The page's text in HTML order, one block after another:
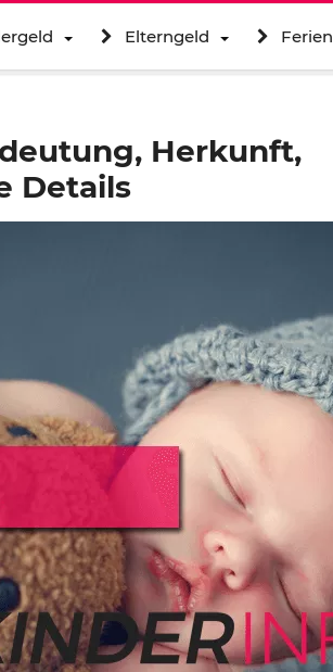
Elterngeld Ferien
Herkunft,
Details